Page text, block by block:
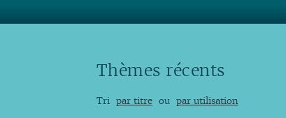
Thèmes récents
Tri par titre ou par utilisation